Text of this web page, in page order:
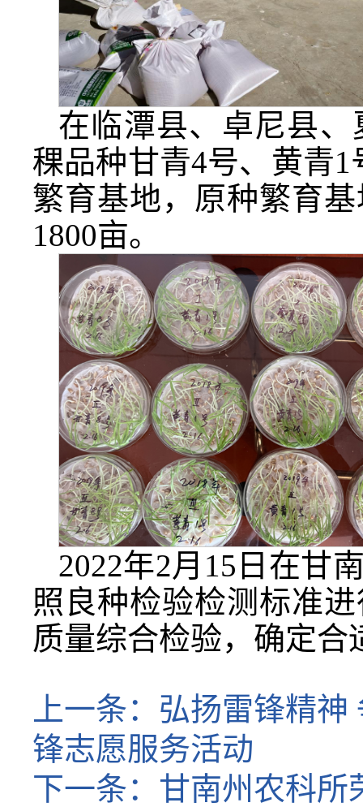
在临潭县、卓尼县
稞品种甘青4号、黄青
繁育基地，原种繁育
1800亩。
2022年2月15日在甘
照良种检验检测标准
质量综合检验，确定
上一条： 弘扬雷锋精
锋志愿服务活动
下一条： 甘南州农科所